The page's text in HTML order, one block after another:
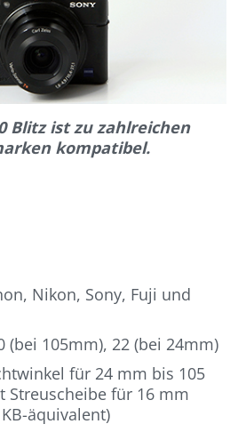
Blitz ist zu zahlreichen
kompatibel.
Nikon, Sony, Fuji und
(bei 105mm), 22 (bei 24mm)
für 24 mm bis 105
Streuscheibe für 16 mm
äquivalent)